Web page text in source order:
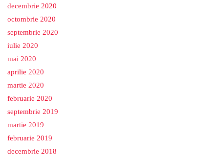
decembrie 2020
octombrie 2020
septembrie 2020
iulie 2020
mai 2020
aprilie 2020
martie 2020
februarie 2020
septembrie 2019
martie 2019
februarie 2019
decembrie 2018